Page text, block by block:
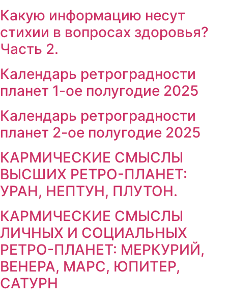
Какую информацию несут
стихии в вопросах здоровья?
Часть 2.
Календарь ретроградности
планет 1-ое полугодие 2025
Календарь ретроградности
планет 2-ое полугодие 2025
КАРМИЧЕСКИЕ СМЫСЛЫ
ВЫСШИХ РЕТРО-ПЛАНЕТ:
УРАН, НЕПТУН, ПЛУТОН.
КАРМИЧЕСКИЕ СМЫСЛЫ
ЛИЧНЫХ И СОЦИАЛЬНЫХ
РЕТРО-ПЛАНЕТ: МЕРКУРИЙ,
ВЕНЕРА, МАРС, ЮПИТЕР,
САТУРН